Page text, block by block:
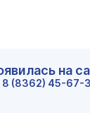
на
8 (8362) 45-67-